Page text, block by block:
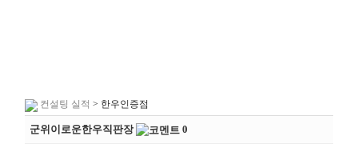
컨설팅 실적 > 한우인증점
군위이로운한우직판장 0